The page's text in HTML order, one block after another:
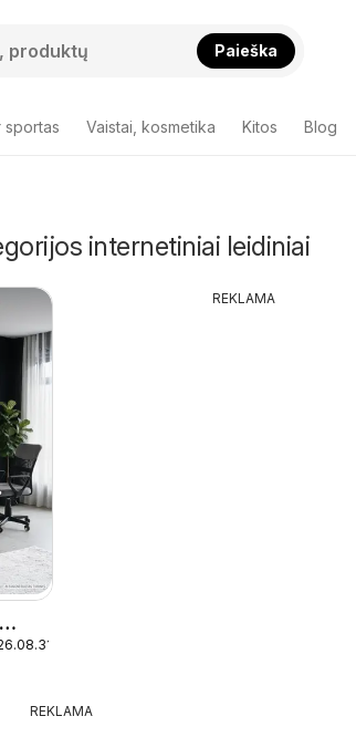
Paieška
sportas Vaistai, kosmetika Kitos Blog
internetiniai leidiniai
REKLAMA
REKLAMA